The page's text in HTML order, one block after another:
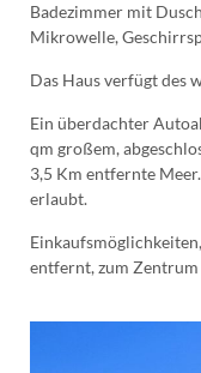
Badezimmer mit
Mikrowelle,
Das Haus verfügt des
Ein überdachter
qm großem,
3,5 Km entfernte
erlaubt.
entfernt, zum Zentrum